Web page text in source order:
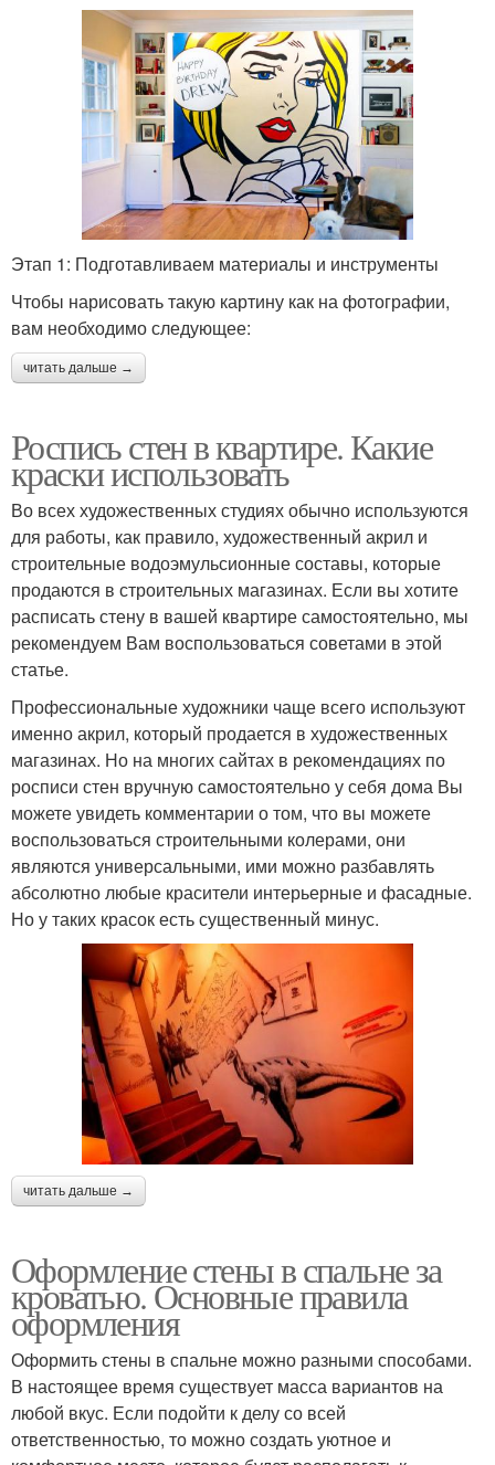
Этап 1: Подготавливаем материалы и инструменты
Чтобы нарисовать такую картину как на фотографии,
вам необходимо следующее:
читать дальше →
Роспись стен в квартире. Какие
краски использовать
Во всех художественных студиях обычно используются
для работы, как правило, художественный акрил и
строительные водоэмульсионные составы, которые
продаются в строительных магазинах. Если вы хотите
расписать стену в вашей квартире самостоятельно, мы
рекомендуем Вам воспользоваться советами в этой
статье.
Профессиональные художники чаще всего используют
именно акрил, который продается в художественных
магазинах. Но на многих сайтах в рекомендациях по
росписи стен вручную самостоятельно у себя дома Вы
можете увидеть комментарии о том, что вы можете
воспользоваться строительными колерами, они
являются универсальными, ими можно разбавлять
абсолютно любые красители интерьерные и фасадные.
Но у таких красок есть существенный минус.
читать дальше →
Оформление стены в спальне за
кроватью. Основные правила
оформления
Оформить стены в спальне можно разными способами.
В настоящее время существует масса вариантов на
любой вкус. Если подойти к делу со всей
ответственностью, то можно создать уютное и